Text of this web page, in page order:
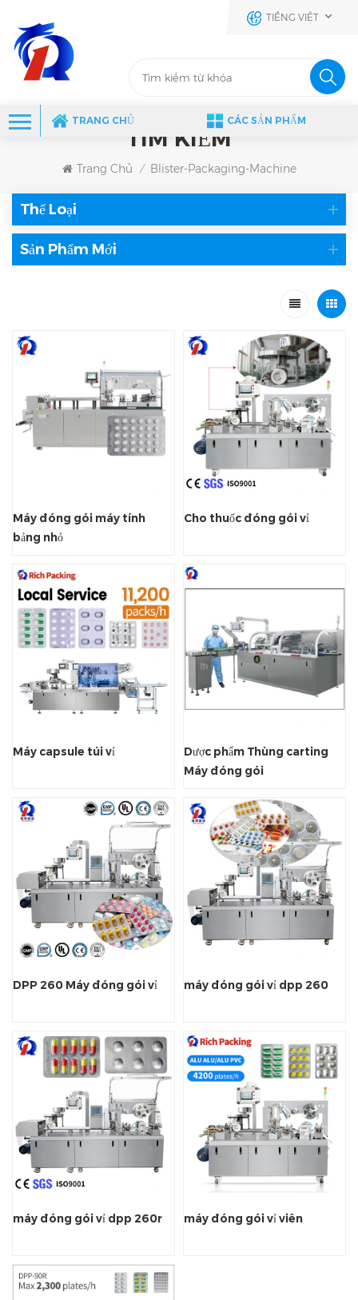
TIẾNG VIỆT
TRANG CHỦ CÁC SẢN PHẨM
TÌM KIẾM
Trang Chủ / Blister-Packaging-Machine
Thể Loại
Sản Phẩm Mới
Máy đóng gói máy tính
bảng nhỏ
Cho thuốc đóng gói vỉ
Máy capsule túi vỉ
Dược phẩm Thùng carting
Máy đóng gói
DPP 260 Máy đóng gói vỉ máy đóng gói vỉ dpp 260
máy đóng gói vỉ dpp 260r máy đóng gói vỉ viên